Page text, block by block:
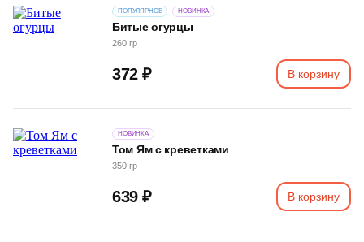
Битые огурцы
ПОПУЛЯРНОЕ НОВИНКА
260 гр
372 ₽ В корзину
Том Ям с креветками
НОВИНКА
350 гр
639 ₽ В корзину